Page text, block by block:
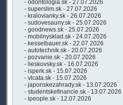
- odontologia.sk - 27.07.2026
- superslim.sk - 27.07.2026
- kralovianky.sk - 26.07.2026
- sudovesauny.sk - 25.07.2026
- goodnews.sk - 25.07.2026
- mobilnysklad.sk - 24.07.2026
- kesselbauer.sk - 22.07.2026
- autotechnik.sk - 20.07.2026
- pozvanie.sk - 20.07.2026
- lieskovsky.sk - 16.07.2026
- isperk.sk - 15.07.2026
- vlcata.sk - 15.07.2026
- japonskezahrady.sk - 13.07.2026
- studentskefinancie.sk - 13.07.2026
- ipeople.sk - 12.07.2026